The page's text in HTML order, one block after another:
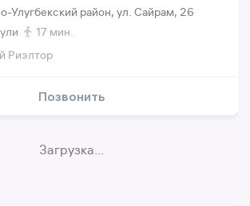
Улугбекский район, ул. Сайрам, 26
17 мин.
Риэлтор
Позвонить
Загрузка...